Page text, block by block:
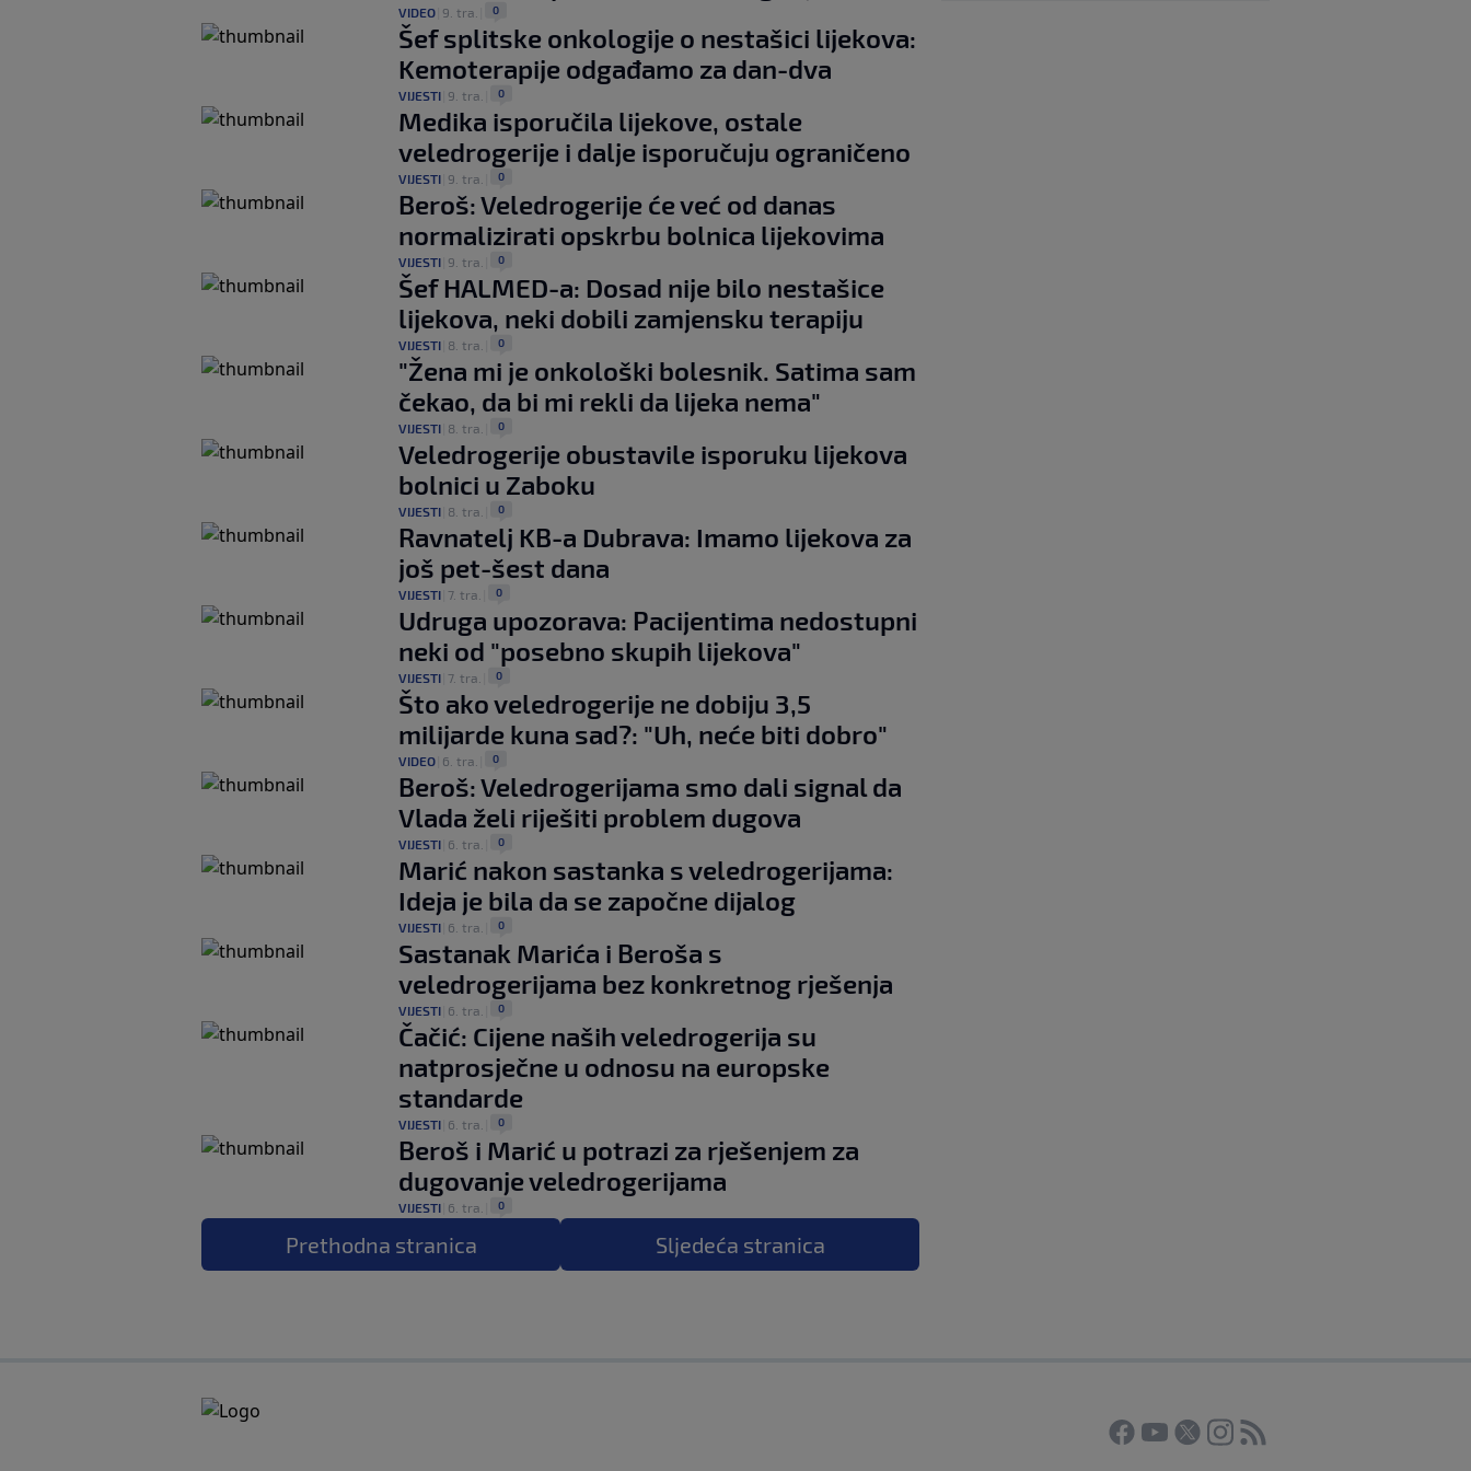
VIDEO 9. tra. 0
Šef splitske onkologije o nestašici lijekova:
Kemoterapije odgađamo za dan-dva
VIJESTI 9. tra. 0
Medika isporučila lijekove, ostale
veledrogerije i dalje isporučuju ograničeno
VIJESTI 9. tra. 0
Beroš: Veledrogerije će već od danas
normalizirati opskrbu bolnica lijekovima
VIJESTI 9. tra. 0
Šef HALMED-a: Dosad nije bilo nestašice
lijekova, neki dobili zamjensku terapiju
VIJESTI 8. tra. 0
"Žena mi je onkološki bolesnik. Satima sam
čekao, da bi mi rekli da lijeka nema"
VIJESTI 8. tra. 0
Veledrogerije obustavile isporuku lijekova
bolnici u Zaboku
VIJESTI 8. tra. 0
Ravnatelj KB-a Dubrava: Imamo lijekova za
još pet-šest dana
VIJESTI 7. tra. 0
Udruga upozorava: Pacijentima nedostupni
neki od "posebno skupih lijekova"
VIJESTI 7. tra. 0
Što ako veledrogerije ne dobiju 3,5
milijarde kuna sad?: "Uh, neće biti dobro"
VIDEO 6. tra. 0
Beroš: Veledrogerijama smo dali signal da
Vlada želi riješiti problem dugova
VIJESTI 6. tra. 0
Marić nakon sastanka s veledrogerijama:
Ideja je bila da se započne dijalog
VIJESTI 6. tra. 0
Sastanak Marića i Beroša s
veledrogerijama bez konkretnog rješenja
VIJESTI 6. tra. 0
Čačić: Cijene naših veledrogerija su
natprosječne u odnosu na europske
standarde
VIJESTI 6. tra. 0
Beroš i Marić u potrazi za rješenjem za
dugovanje veledrogerijama
VIJESTI 6. tra. 0
Prethodna stranica Sljedeća stranica